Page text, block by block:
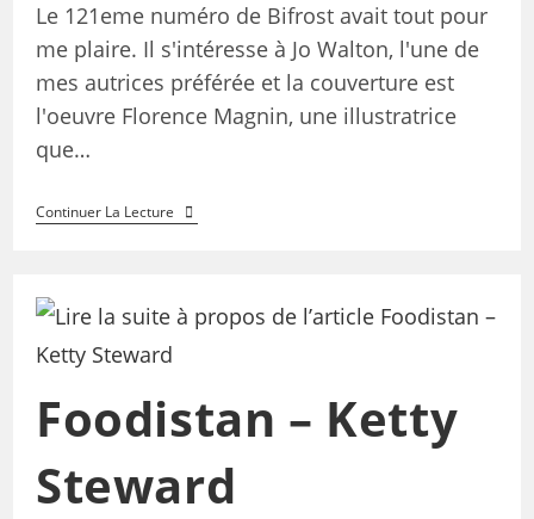
Le 121eme numéro de Bifrost avait tout pour
me plaire. Il s'intéresse à Jo Walton, l'une de
mes autrices préférée et la couverture est
l'oeuvre Florence Magnin, une illustratrice
que…
Continuer La Lecture
Foodistan – Ketty
Steward